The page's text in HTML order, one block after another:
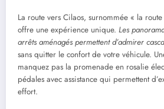
La route vers Cilaos, surnommée « la
offre une expérience unique. Les
arrêts aménagés permettent d’admirer
sans quitter le confort de votre véhicule.
manquez pas la promenade en rosalie
pédales avec assistance qui permettent
effort.